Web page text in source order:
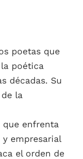
poetas que
poética
décadas. Su
la
que enfrenta
empresarial
el orden de